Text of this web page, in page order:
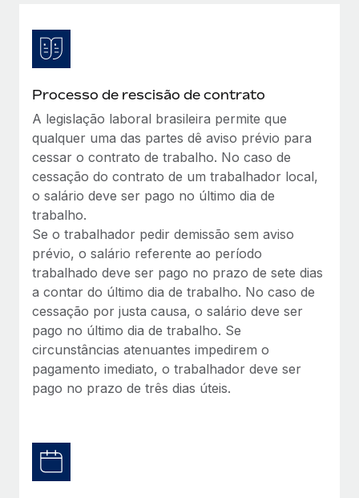
Processo de rescisão de contrato
A legislação laboral brasileira permite que
qualquer uma das partes dê aviso prévio para
cessar o contrato de trabalho. No caso de
cessação do contrato de um trabalhador local,
o salário deve ser pago no último dia de
trabalho.
Se o trabalhador pedir demissão sem aviso
prévio, o salário referente ao período
trabalhado deve ser pago no prazo de sete dias
a contar do último dia de trabalho. No caso de
cessação por justa causa, o salário deve ser
pago no último dia de trabalho. Se
circunstâncias atenuantes impedirem o
pagamento imediato, o trabalhador deve ser
pago no prazo de três dias úteis.